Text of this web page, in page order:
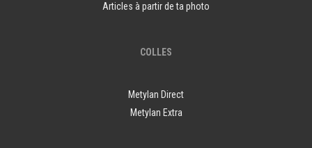
Articles à partir de ta photo
COLLES
Metylan Direct
Metylan Extra